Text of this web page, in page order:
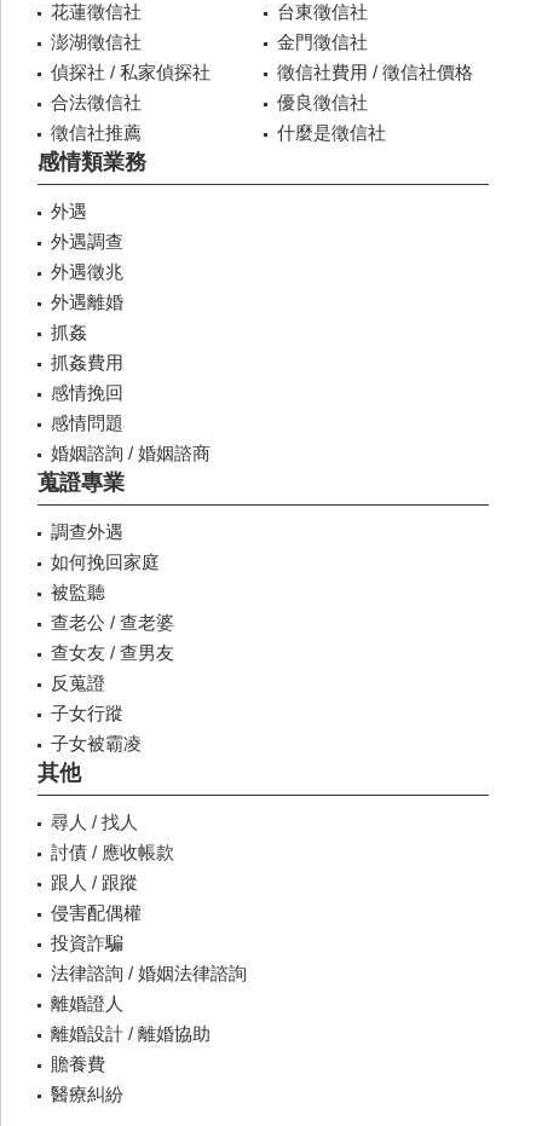
花蓮徵信社
台東徵信社
澎湖徵信社
金門徵信社
偵探社 / 私家偵探社
徵信社費用 / 徵信社價格
合法徵信社
優良徵信社
徵信社推薦
什麼是徵信社
感情類業務
外遇
外遇調查
外遇徵兆
外遇離婚
抓姦
抓姦費用
感情挽回
感情問題
婚姻諮詢 / 婚姻諮商
蒐證專業
調查外遇
如何挽回家庭
被監聽
查老公 / 查老婆
查女友 / 查男友
反蒐證
子女行蹤
子女被霸凌
其他
尋人 / 找人
討債 / 應收帳款
跟人 / 跟蹤
侵害配偶權
投資詐騙
法律諮詢 / 婚姻法律諮詢
離婚證人
離婚設計 / 離婚協助
贍養費
醫療糾紛